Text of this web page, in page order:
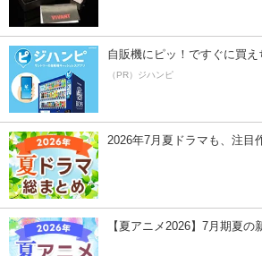
自販機にピッ！ですぐに買え
（PR）ジハンピ
2026年7月夏ドラマも、注目
【夏アニメ2026】7月期夏の